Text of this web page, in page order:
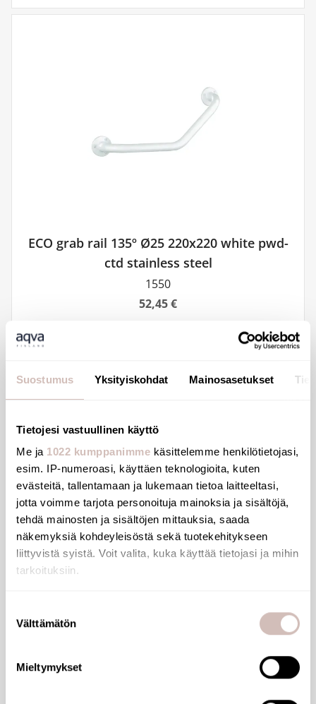
Suostumus Yksityiskohdat Mainosasetukset
Tietojesi vastuullinen käyttö
Me ja 1022 kumppanimme käsittelemme henkilötietojasi,
esim. IP-numeroasi, käyttäen teknologioita, kuten
evästeitä, tallentamaan ja lukemaan tietoa laitteeltasi,
jotta voimme tarjota personoituja mainoksia ja sisältöjä,
tehdä mainosten ja sisältöjen mittauksia, saada
näkemyksiä kohdeyleisöstä sekä tuotekehitykseen
liittyvistä syistä. Voit valita, kuka käyttää tietojasi ja mihin
tarkoituksiin.
Kerätä tietoja maantieteellisestä sijainnistasi,
Tunnistaa laitteesi skannaamalla sen ominaispiirteitä
aktiivisesti (sormenjäljen muodostaminen)
valinta
Välttämätön
Mieltymykset
ECO grab rail 135º Ø25 220x220 white pwd-
ctd stainless steel
1550
52,45 €
ECO grab bar Ø25 L300 white powder-